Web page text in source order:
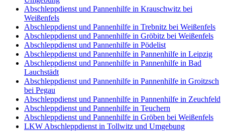
Abschleppdienst und Pannenhilfe in Krauschwitz bei
Weißenfels
Abschleppdienst und Pannenhilfe in Trebnitz bei Weißenfels
Abschleppdienst und Pannenhilfe in Gröbitz bei Weißenfels
Abschleppdienst und Pannenhilfe in Pödelist
Abschleppdienst und Pannenhilfe in Pannenhilfe in Leipzig
Abschleppdienst und Pannenhilfe in Pannenhilfe in Bad
Lauchstädt
Abschleppdienst und Pannenhilfe in Pannenhilfe in Groitzsch
bei Pegau
Abschleppdienst und Pannenhilfe in Pannenhilfe in Zeuchfeld
Abschleppdienst und Pannenhilfe in Teuchern
Abschleppdienst und Pannenhilfe in Gröben bei Weißenfels
LKW Abschleppdienst in Tollwitz und Umgebung